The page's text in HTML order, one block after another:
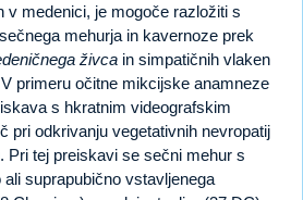
v medenici, je mogoče razložiti s
mehurja in kavernoze prek
živca in simpatičnih vlaken
primeru očitne mikcijske anamneze
s hkratnim videografskim
pri odkrivanju vegetativnih nevropatij
Pri tej preiskavi se sečni mehur s
suprapubično vstavljenega